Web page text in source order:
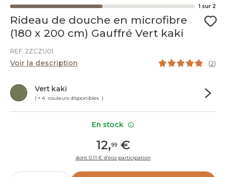
1 sur 2
Rideau de douche en microfibre
(180 x 200 cm) Gauffré Vert kaki
REF. 2ZCZU01
Voir la description (2)
Vert kaki
( + 4 couleurs disponibles )
12,99€
dont 0.11 € d’éco participation